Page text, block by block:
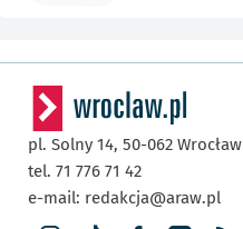
pl. Solny 14, 50-062 Wrocław
tel. 71 776 71 42
e-mail: redakcja@araw.pl